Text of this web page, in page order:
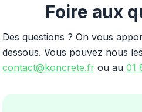
Foire aux
Des questions ? On vous
dessous. Vous pouvez nous
contact@koncrete.fr ou au 01